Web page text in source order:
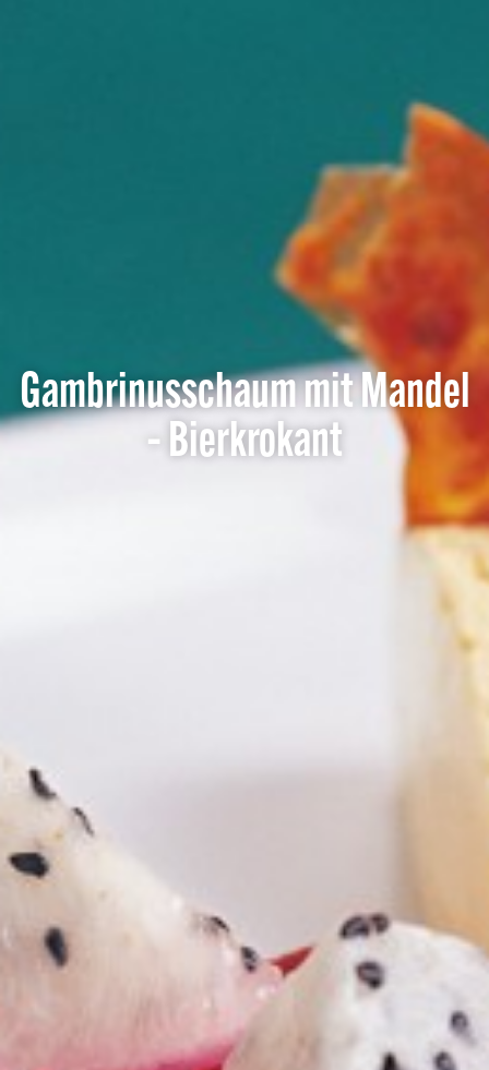
Gambrinusschaum mit Mandel
– Bierkrokant